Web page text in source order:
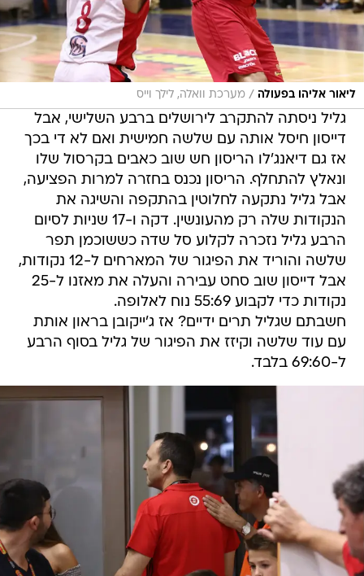
ליאור אליהו בפעולה / מערכת וואלה, לילך וייס
גליל ניסתה להתקרב לירושלים ברבע השלישי, אבל
דייסון חיסל אותה עם שלשה חמישית ואם לא די בכך
אז גם דיאנג'לו הריסון חש שוב כאבים בקרסול שלו
ונאלץ להתחלף. הריסון נכנס בחזרה למרות הפציעה,
אבל גליל נתקעה לחלוטין בהתקפה והשיגה את
הנקודות שלה רק מהעונשין. דקה ו-17 שניות לסיום
הרבע גליל נזכרה לקלוע סל שדה כששוכמן תפר
שלשה והוריד את הפיגור של המארחים ל-12 נקודות,
אבל דייסון שוב סחט עבירה והעלה את מאזנו ל-25
נקודות כדי לקבוע 55:69 נוח לאלופה.
חשבתם שגליל תרים ידיים? אז ג'ייקובן בראון אותת
עם עוד שלשה וקיזז את הפיגור של גליל בסוף הרבע
ל-69:60 בלבד.